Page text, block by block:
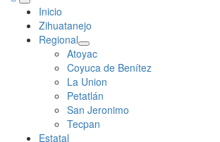
Primary
Menu
Inicio
Zihuatanejo
Regional
Atoyac
Coyuca de Benítez
La Union
Petatlán
San Jeronimo
Tecpan
Estatal